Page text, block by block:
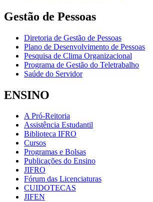
Gestão de Pessoas
Diretoria de Gestão de Pessoas
Plano de Desenvolvimento de Pessoas
Pesquisa de Clima Organizacional
Programa de Gestão do Teletrabalho
Saúde do Servidor
ENSINO
A Pró-Reitoria
Assistência Estudantil
Biblioteca IFRO
Cursos
Programas e Bolsas
Publicações do Ensino
JIFRO
Fórum das Licenciaturas
CUIDOTECAS
JIFEN